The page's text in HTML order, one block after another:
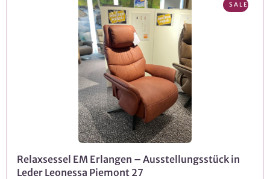
SALE
Relaxsessel EM Erlangen – Ausstellungsstück in
Leder Leonessa Piemont 27